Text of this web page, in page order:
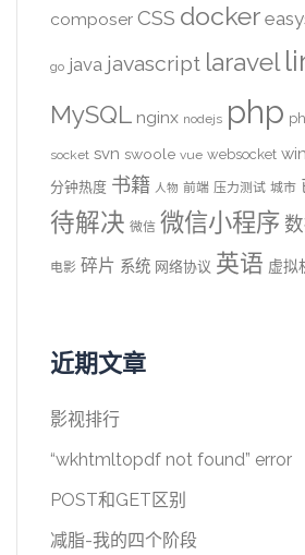
composer CSS docker
go java javascript laravel
MySQL nginx nodejs php
socket svn swoole vue websocket
分钟热度 书籍 人物 前端 压力测试 城市
待解决 微信 微信小程序
电影 碎片 系统 网络协议 英语 虚拟
近期文章
影视排行
“wkhtmltopdf not found” error
POST和GET区别
减脂-我的四个阶段